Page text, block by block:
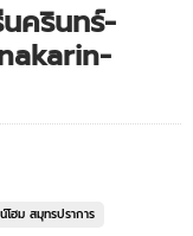
ครินทร์-
โฮม สมุทรปราการ